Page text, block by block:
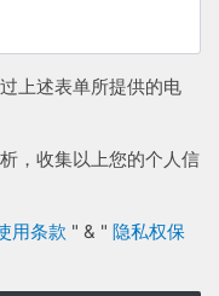
上述表单所提供的电
，收集以上您的个人信
用条款 " & " 隐私权保